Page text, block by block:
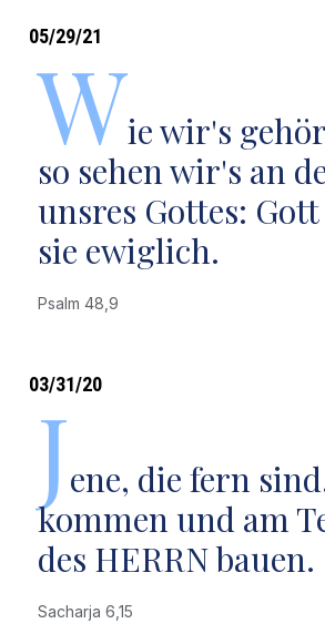
05/29/21
Wie wir's
so sehen wir's an
unsres Gottes:
sie ewiglich.
Psalm 48,9
03/31/20
Jene, die fern
kommen und am
des HERRN bauen.
Sacharja 6,15